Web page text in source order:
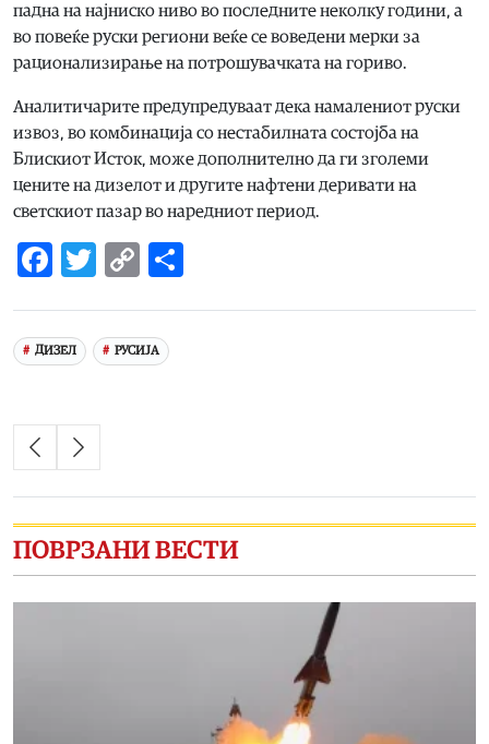
падна на најниско ниво во последните неколку години, а
во повеќе руски региони веќе се воведени мерки за
рационализирање на потрошувачката на гориво.
Аналитичарите предупредуваат дека намалениот руски
извоз, во комбинација со нестабилната состојба на
Блискиот Исток, може дополнително да ги зголеми
цените на дизелот и другите нафтени деривати на
светскиот пазар во наредниот период.
Facebook
Twitter
Copy
ДИЗЕЛ РУСИЈА
ПОВРЗАНИ ВЕСТИ